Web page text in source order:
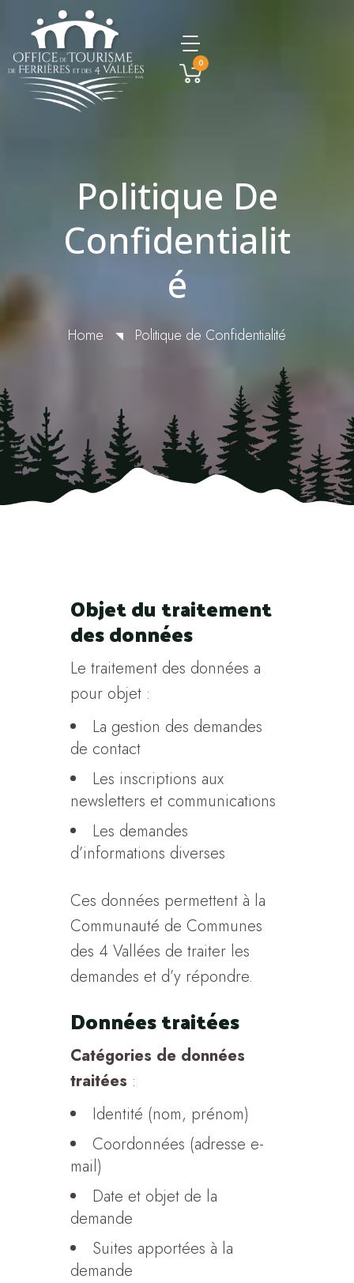
0
Politique De
Confidentialit
É
Home Politique de Confidentialité
Objet du traitement
des données
Le traitement des données a
pour objet :
La gestion des demandes
de contact
Les inscriptions aux
newsletters et communications
Les demandes
d’informations diverses
Ces données permettent à la
Communauté de Communes
des 4 Vallées de traiter les
demandes et d’y répondre.
Données traitées
Catégories de données
traitées :
Identité (nom, prénom)
Coordonnées (adresse e-
mail)
Date et objet de la
demande
Suites apportées à la
demande